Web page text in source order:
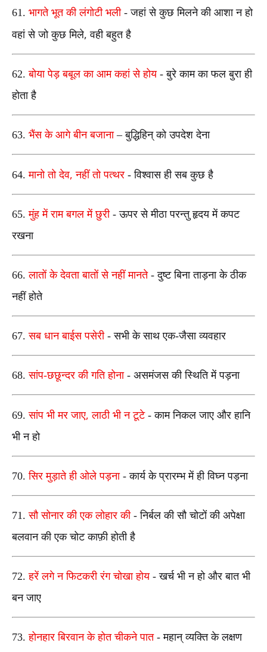
61. भागते भूत की लंगोटी भली - जहां से कुछ मिलने की आशा न हो
वहां से जो कुछ मिले,वही बहुत है
62.बोया पेड़ बबूल का आम कहां से होय - बुरे काम का फल बुरा ही
होता है
63. भैंस के आगे बीन बजाना– बुद्धिहिन् को उपदेश देना
64.मानो तो देव,नहीं तो पत्थर - विश्वास ही सब कुछ है
65.मुंह में राम बगल में छुरी - ऊपर से मीठा परन्तु हृदय में कपट
रखना
66.लातों के देवता बातों से नहीं मानते - दुष्ट बिना ताड़ना के ठीक
नहीं होते
67.सब धान बाईस पसेरी - सभी के साथ एक-जैसा व्यवहार
68.सांप-छछून्दर की गति होना - असमंजस की स्थिति में पड़ना
69.सांप भी मर जाए,लाठी भी न टूटे - काम निकल जाए और हानि
भी न हो
70.सिर मुड़ाते ही ओले पड़ना - कार्य के प्रारम्भ में ही विघ्न पड़‌ना
71.सौ सोनार की एक लोहार की - निर्बल की सौ चोटों की अपेक्षा
बलवान की एक चोट काफ़ी होती है
72.हरें लगे न फिटकरी रंग चोखा होय - खर्च भी न हो और बात भी
बन जाए
73.होनहार बिरवान के होत चीकने पात - महान् व्यक्ति के लक्षण